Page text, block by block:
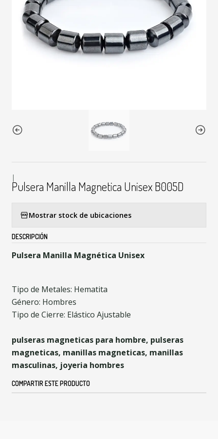
|
Pulsera Manilla Magnetica Unisex B005D
Mostrar stock de ubicaciones
DESCRIPCIÓN
Pulsera Manilla Magnética Unisex
Tipo de Metales: Hematita
Género: Hombres
Tipo de Cierre: Elástico Ajustable
pulseras magneticas para hombre, pulseras
magneticas, manillas magneticas, manillas
masculinas, joyeria hombres
COMPARTIR ESTE PRODUCTO